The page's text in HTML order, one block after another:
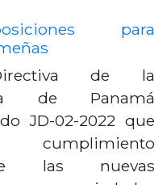
para
de la
de Panamá
JD-02-2022 que
las nuevas